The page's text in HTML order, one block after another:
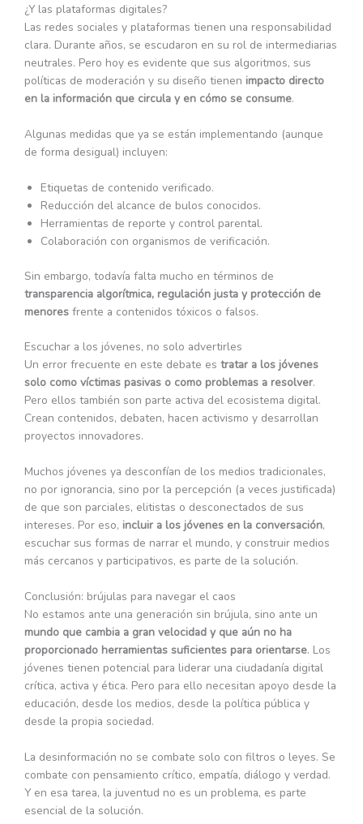
¿Y las plataformas digitales?
Las redes sociales y plataformas tienen una responsabilidad
clara. Durante años, se escudaron en su rol de intermediarias
neutrales. Pero hoy es evidente que sus algoritmos, sus
políticas de moderación y su diseño tienen impacto directo
en la información que circula y en cómo se consume.
Algunas medidas que ya se están implementando (aunque
de forma desigual) incluyen:
Etiquetas de contenido verificado.
Reducción del alcance de bulos conocidos.
Herramientas de reporte y control parental.
Colaboración con organismos de verificación.
Sin embargo, todavía falta mucho en términos de
transparencia algorítmica, regulación justa y protección de
menores frente a contenidos tóxicos o falsos.
Escuchar a los jóvenes, no solo advertirles
Un error frecuente en este debate es tratar a los jóvenes
solo como víctimas pasivas o como problemas a resolver.
Pero ellos también son parte activa del ecosistema digital.
Crean contenidos, debaten, hacen activismo y desarrollan
proyectos innovadores.
Muchos jóvenes ya desconfían de los medios tradicionales,
no por ignorancia, sino por la percepción (a veces justificada)
de que son parciales, elitistas o desconectados de sus
intereses. Por eso, incluir a los jóvenes en la conversación,
escuchar sus formas de narrar el mundo, y construir medios
más cercanos y participativos, es parte de la solución.
Conclusión: brújulas para navegar el caos
No estamos ante una generación sin brújula, sino ante un
mundo que cambia a gran velocidad y que aún no ha
proporcionado herramientas suficientes para orientarse. Los
jóvenes tienen potencial para liderar una ciudadanía digital
crítica, activa y ética. Pero para ello necesitan apoyo desde la
educación, desde los medios, desde la política pública y
desde la propia sociedad.
La desinformación no se combate solo con filtros o leyes. Se
combate con pensamiento crítico, empatía, diálogo y verdad.
Y en esa tarea, la juventud no es un problema, es parte
esencial de la solución.